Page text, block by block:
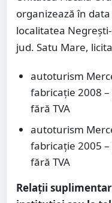
organizează în
localitatea
jud. Satu Mare,
autoturism
fabricație 2008
fără TVA
autoturism
fabricație 2005
fără TVA
Relații